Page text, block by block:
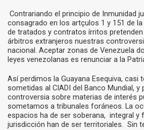
Contrariando el principio de Inmunidad
consagrado en los artçulos 1 y 151 de
de tratados y contratos írritos
árbitros extranjeros nuestras
nacional. Aceptar zonas de Venezuela
leyes venezolanas es renunciar a la
Así perdimos la Guayana Esequiva, casi
sometidas al CIADI del Banco Mundial,
controversia sobre materias de interés
sometamos a tribunales foráneos. La
espacios ha de ser soberana, integral y
jurisdicción han de ser territoriales. Sin